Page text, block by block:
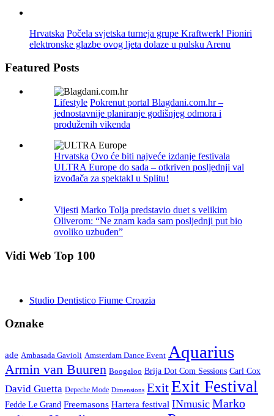
Hrvatska Počela svjetska turneja grupe Kraftwerk! Pioniri
elektronske glazbe ovog ljeta dolaze u pulsku Arenu
Featured Posts
Lifestyle Pokrenut portal Blagdani.com.hr –
jednostavnije planiranje godišnjeg odmora i
produženih vikenda
Hrvatska Ovo će biti najveće izdanje festivala
ULTRA Europe do sada – otkriven posljednji val
izvođača za spektakl u Splitu!
Vijesti Marko Tolja predstavio duet s velikim
Oliverom: “Ne znam kada sam posljednji put bio
ovoliko uzbuđen”
Vidi Web Top 100
Studio Dentistico Fiume Croazia
Oznake
ade Ambasada Gavioli Amsterdam Dance Event Aquarius
Armin van Buuren Boogaloo Brija Dot Com Sessions Carl Cox
David Guetta Depeche Mode Dimensions ExitExit Festival
Fedde Le Grand Freemasons Hartera festival INmusic Marko